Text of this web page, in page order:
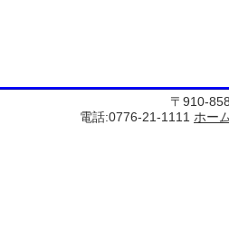
〒910-
電話:0776-21-1111 ホー